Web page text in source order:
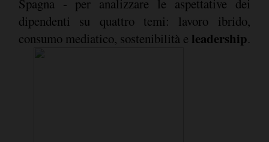
Spagna - per analizzare le aspettative dei
dipendenti su quattro temi: lavoro ibrido,
consumo mediatico, sostenibilità e leadership.